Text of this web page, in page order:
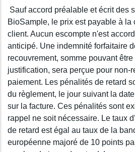
Sauf accord préalable et écrit des
BioSample, le prix est payable à la
client. Aucun escompte n'est
anticipé. Une indemnité forfaitaire
recouvrement, somme pouvant
justification, sera perçue pour non-
paiement. Les pénalités de retard
du règlement, le jour suivant la
sur la facture. Ces pénalités sont
rappel ne soit nécessaire. Le taux
de retard est égal au taux de la
européenne majoré de 10 points